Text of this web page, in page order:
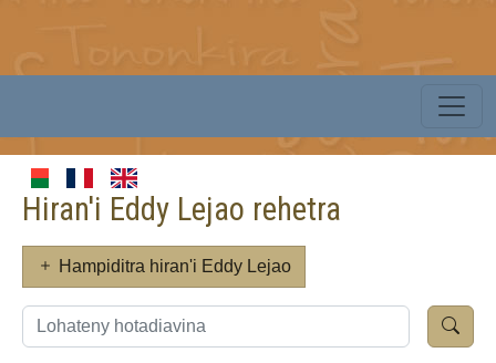
Hiran'i Eddy Lejao rehetra
Hampiditra hiran'i Eddy Lejao